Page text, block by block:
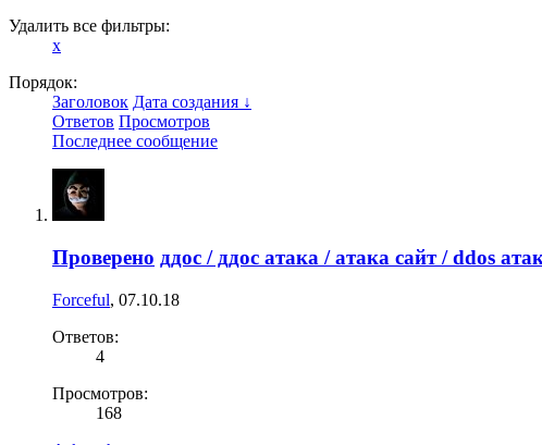
Удалить все фильтры:
x
Порядок:
Заголовок Дата создания ↓
Ответов Просмотров
Последнее сообщение
Проверено ддос / ддос атака / атака сайт / ddos
Forceful, 07.10.18
Ответов:
4
Просмотров:
168